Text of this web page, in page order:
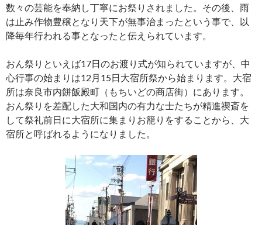
数々の芸能を奉納し丁寧にお祭りされました。その後、雨
は止み作物豊穣となり天下が無事治まったという事で、以
降毎年行われる事となったと伝えられています。
おん祭りといえば17日のお渡り式が知られていますが、中
心行事の始まりは12月15日大宿所祭から始まります。大宿
所は奈良市内餅飯殿町（もちいどの商店街）にあります。
おん祭りを差配した大和国内の有力な士たちが精進禊斎を
して祭礼前日に大宿所に集まりお籠りをすることから、大
宿所と呼ばれるようになりました。